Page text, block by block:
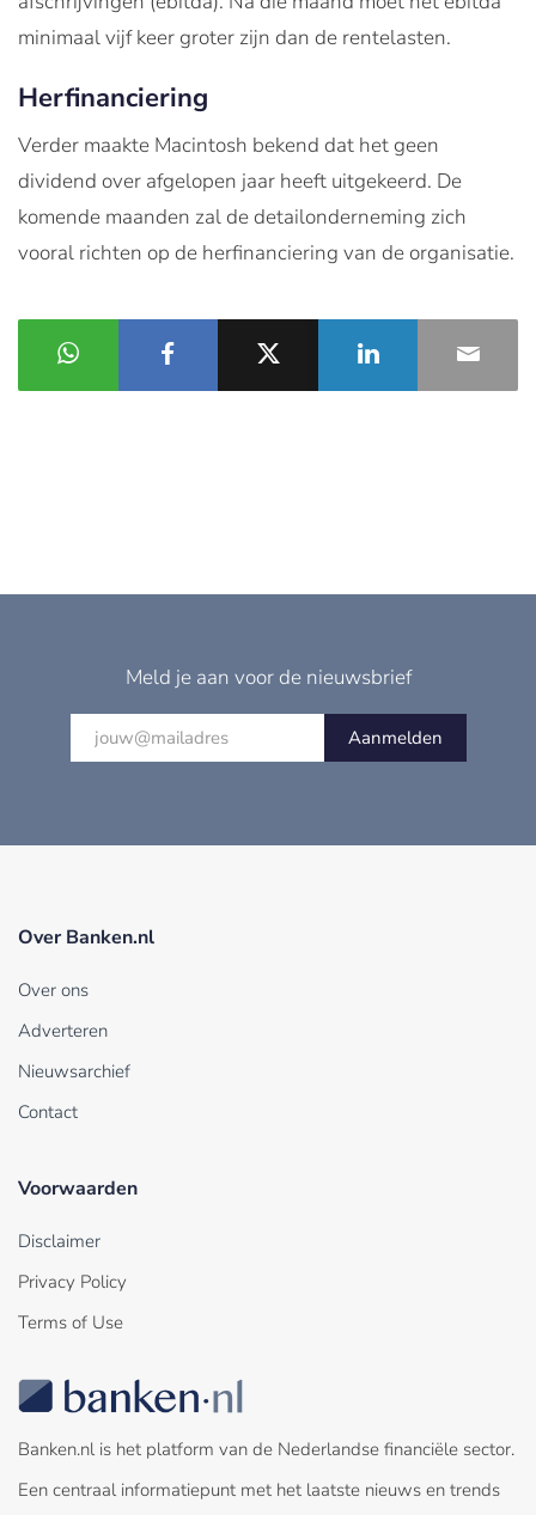
minimaal vijf keer groter zijn dan de rentelasten.
Herfinanciering
Verder maakte Macintosh bekend dat het geen
dividend over afgelopen jaar heeft uitgekeerd. De
komende maanden zal de detailonderneming zich
vooral richten op de herfinanciering van de organisatie.
Meld je aan voor de nieuwsbrief
Aanmelden
Over Banken.nl
Over ons
Adverteren
Nieuwsarchief
Contact
Voorwaarden
Disclaimer
Privacy Policy
Terms of Use
Banken.nl is het platform van de Nederlandse financiële sector.
Een centraal informatiepunt met het laatste nieuws en trends